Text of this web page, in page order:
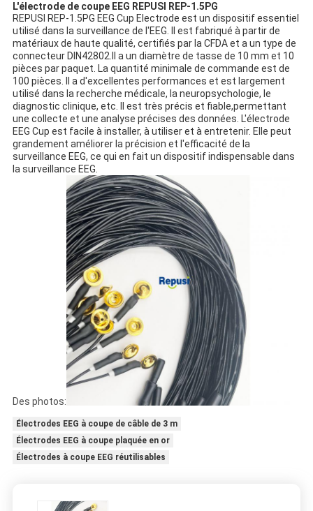
L'électrode de coupe EEG REPUSI REP-1.5PG
REPUSI REP-1.5PG EEG Cup Electrode est un dispositif essentiel
utilisé dans la surveillance de l'EEG. Il est fabriqué à partir de
matériaux de haute qualité, certifiés par la CFDA et a un type de
connecteur DIN42802.Il a un diamètre de tasse de 10 mm et 10
pièces par paquet. La quantité minimale de commande est de
100 pièces. Il a d'excellentes performances et est largement
utilisé dans la recherche médicale, la neuropsychologie, le
diagnostic clinique, etc. Il est très précis et fiable,permettant
une collecte et une analyse précises des données. L'électrode
EEG Cup est facile à installer, à utiliser et à entretenir. Elle peut
grandement améliorer la précision et l'efficacité de la
surveillance EEG, ce qui en fait un dispositif indispensable dans
la surveillance EEG.
Des photos:
Électrodes EEG à coupe de câble de 3 m
Électrodes EEG à coupe plaquée en or
Électrodes à coupe EEG réutilisables